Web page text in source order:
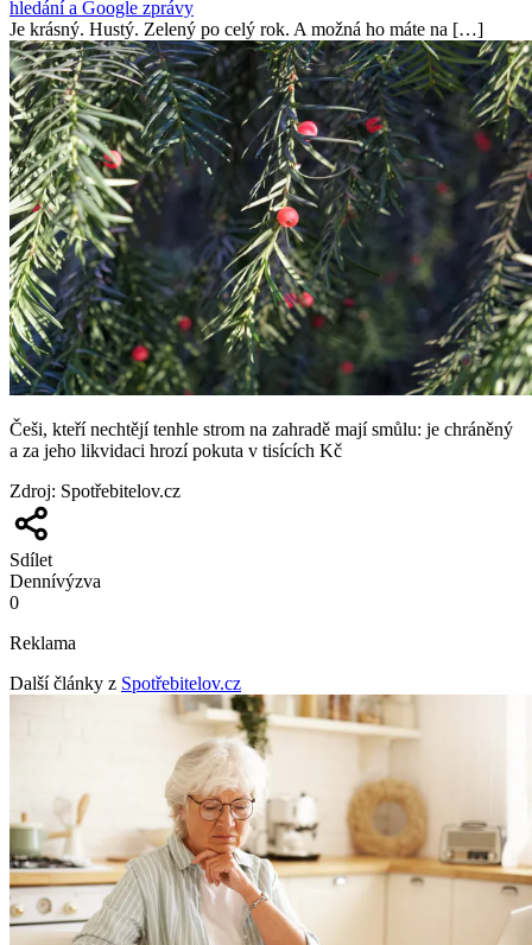
hledání a Google zprávy
Je krásný. Hustý. Zelený po celý rok. A možná ho máte na […]
Češi, kteří nechtějí tenhle strom na zahradě mají smůlu: je chráněný
a za jeho likvidaci hrozí pokuta v tisících Kč
Zdroj: Spotřebitelov.cz
Sdílet
Dennívýzva
0
Reklama
Další články z Spotřebitelov.cz